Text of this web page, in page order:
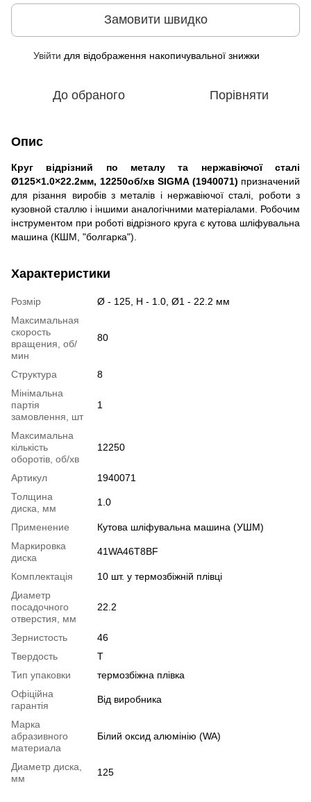
Замовити швидко
Увійти для відображення накопичувальної знижки
До обраного Порівняти
Опис
Круг відрізний по металу та нержавіючої сталі
Ø125×1.0×22.2мм, 12250об/хв SIGMA (1940071) призначений
для різання виробів з металів і нержавіючої сталі, роботи з
кузовной сталлю і іншими аналогічними матеріалами. Робочим
інструментом при роботі відрізного круга є кутова шліфувальна
машина (КШМ, "болгарка").
Характеристики
Розмір
Ø - 125, H - 1.0, Ø1 - 22.2 мм
Максимальная
скорость
вращения, об/
мин
80
Структура
8
Мінімальна
партія
замовлення, шт
1
Максимальна
кількість
оборотів, об/хв
12250
Артикул
1940071
Толщина
диска, мм
1.0
Применение
Кутова шліфувальна машина (УШМ)
Маркировка
диска
41WA46T8BF
Комплектація
10 шт. у термозбіжній плівці
Диаметр
посадочного
отверстия, мм
22.2
Зернистость
46
Твердость
T
Тип упаковки
термозбіжна плівка
Офіційна
гарантія
Від виробника
Марка
абразивного
материала
Білий оксид алюмінію (WA)
Диаметр диска,
мм
125